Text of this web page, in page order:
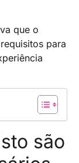
que o
para
são